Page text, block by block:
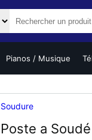
Pianos / Musique
Soudure
Poste a